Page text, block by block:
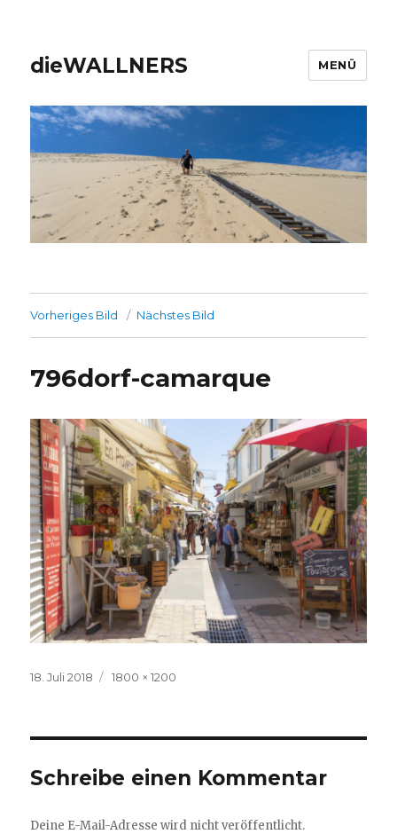
dieWALLNERS MENÜ
Vorheriges Bild Nächstes Bild
796dorf-camarque
Veröffentlicht
18. Juli 2018
Volle
1800 × 1200
Schreibe einen Kommentar
Deine E-Mail-Adresse wird nicht veröffentlicht.